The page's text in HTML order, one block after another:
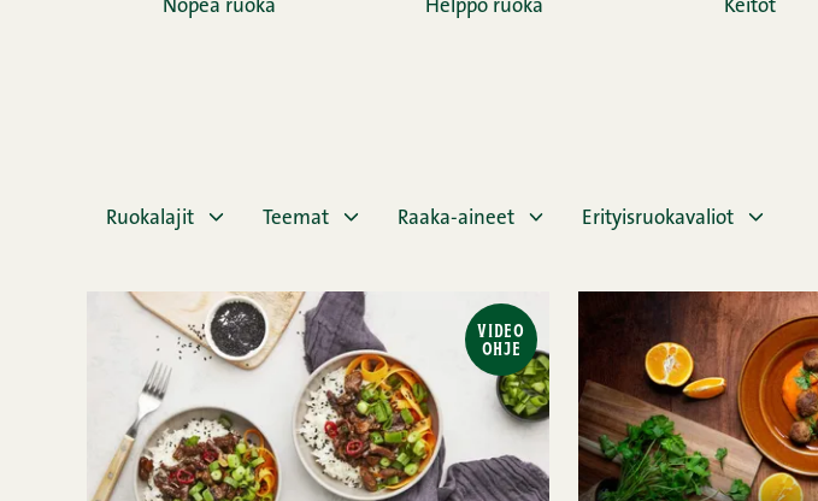
Nopea ruoka Helppo ruoka Keitot
Ruokalajit Teemat Raaka-aineet Erityisruokavaliot
VIDEO
OHJE